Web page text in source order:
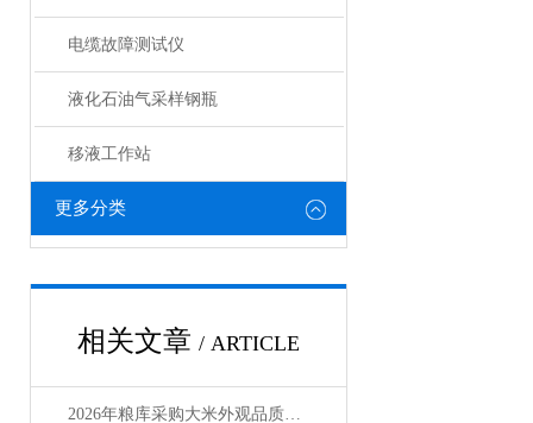
电缆故障测试仪
液化石油气采样钢瓶
移液工作站
更多分类
相关文章 / ARTICLE
2026年粮库采购大米外观品质检测仪 选购指南